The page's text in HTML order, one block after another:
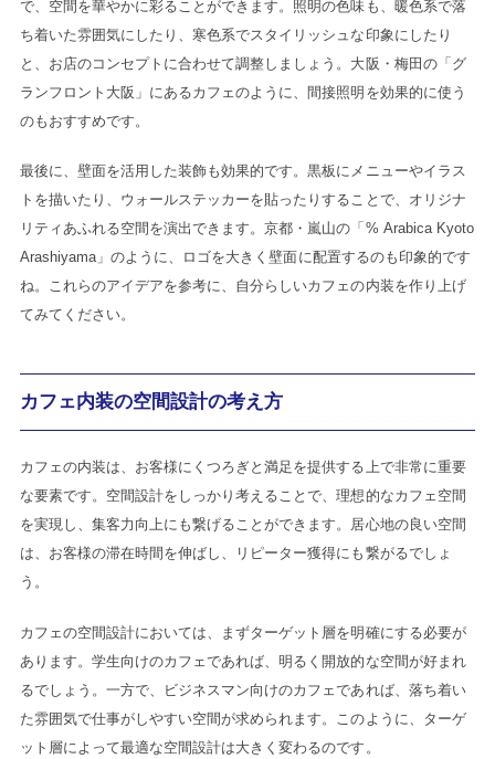
で、空間を華やかに彩ることができます。照明の色味も、暖色系で落
ち着いた雰囲気にしたり、寒色系でスタイリッシュな印象にしたり
と、お店のコンセプトに合わせて調整しましょう。大阪・梅田の「グ
ランフロント大阪」にあるカフェのように、間接照明を効果的に使う
のもおすすめです。
最後に、壁面を活用した装飾も効果的です。黒板にメニューやイラス
トを描いたり、ウォールステッカーを貼ったりすることで、オリジナ
リティあふれる空間を演出できます。京都・嵐山の「% Arabica Kyoto
Arashiyama」のように、ロゴを大きく壁面に配置するのも印象的です
ね。これらのアイデアを参考に、自分らしいカフェの内装を作り上げ
てみてください。
カフェ内装の空間設計の考え方
カフェの内装は、お客様にくつろぎと満足を提供する上で非常に重要
な要素です。空間設計をしっかり考えることで、理想的なカフェ空間
を実現し、集客力向上にも繋げることができます。居心地の良い空間
は、お客様の滞在時間を伸ばし、リピーター獲得にも繋がるでしょ
う。
カフェの空間設計においては、まずターゲット層を明確にする必要が
あります。学生向けのカフェであれば、明るく開放的な空間が好まれ
るでしょう。一方で、ビジネスマン向けのカフェであれば、落ち着い
た雰囲気で仕事がしやすい空間が求められます。このように、ターゲ
ット層によって最適な空間設計は大きく変わるのです。